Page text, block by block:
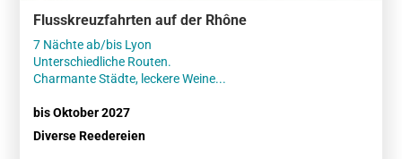
Flusskreuzfahrten auf der Rhône
7 Nächte ab/bis Lyon
Unterschiedliche Routen.
Charmante Städte, leckere Weine...
bis Oktober 2027
Diverse Reedereien